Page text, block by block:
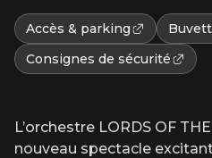
Accès & parking
Consignes de sécurité
L’orchestre LORDS OF
nouveau spectacle